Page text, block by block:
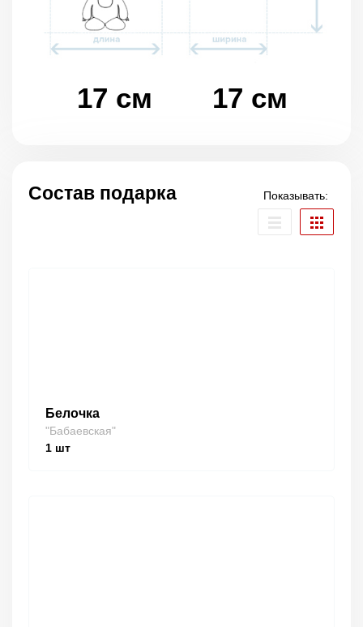
17 см 17 см
Состав подарка Показывать:
Белочка
"Бабаевская"
1 шт